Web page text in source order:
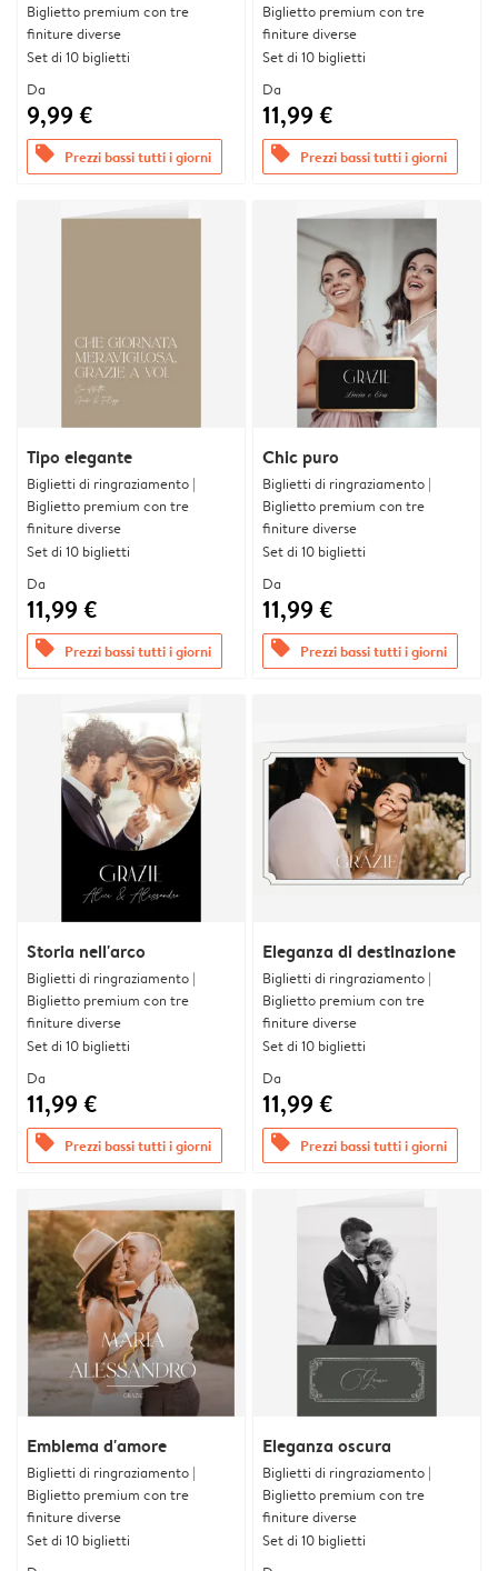
Biglietto premium con tre
finiture diverse
Set di 10 biglietti
Da
9,99 €
offers Prezzi bassi tutti i giorni
Biglietto premium con tre
finiture diverse
Set di 10 biglietti
Da
11,99 €
offers Prezzi bassi tutti i giorni
Tipo elegante
Biglietti di ringraziamento |
Biglietto premium con tre
finiture diverse
Set di 10 biglietti
Da
11,99 €
offers Prezzi bassi tutti i giorni
Chic puro
Biglietti di ringraziamento |
Biglietto premium con tre
finiture diverse
Set di 10 biglietti
Da
11,99 €
offers Prezzi bassi tutti i giorni
Storia nell'arco
Biglietti di ringraziamento |
Biglietto premium con tre
finiture diverse
Set di 10 biglietti
Da
11,99 €
offers Prezzi bassi tutti i giorni
Eleganza di destinazione
Biglietti di ringraziamento |
Biglietto premium con tre
finiture diverse
Set di 10 biglietti
Da
11,99 €
offers Prezzi bassi tutti i giorni
Emblema d'amore
Biglietti di ringraziamento |
Biglietto premium con tre
finiture diverse
Set di 10 biglietti
Eleganza oscura
Biglietti di ringraziamento |
Biglietto premium con tre
finiture diverse
Set di 10 biglietti